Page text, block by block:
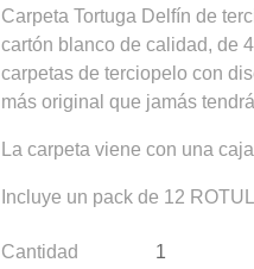
Carpeta Tortuga Delfín de
cartón blanco de calidad, de
carpetas de terciopelo con
más original que jamás
La carpeta viene con una
Incluye un pack de 12
Cantidad